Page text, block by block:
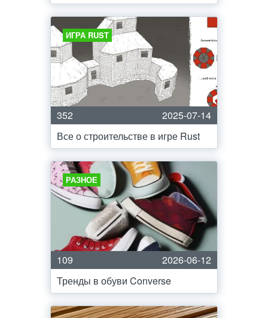
ИГРА RUST
352
2025-07-14
Все о строительстве в игре Rust
РАЗНОЕ
109
2026-06-12
Тренды в обуви Converse